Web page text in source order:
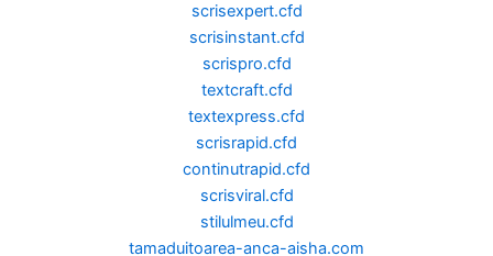
scrisexpert.cfd
scrisinstant.cfd
scrispro.cfd
textcraft.cfd
textexpress.cfd
scrisrapid.cfd
continutrapid.cfd
scrisviral.cfd
stilulmeu.cfd
tamaduitoarea-anca-aisha.com